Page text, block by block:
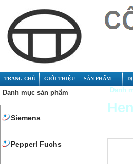
TRANG CHỦ GIỚI THIỆU SẢN PHẨM
Danh mục sản phẩm
Siemens
Pepperl Fuchs
Danh